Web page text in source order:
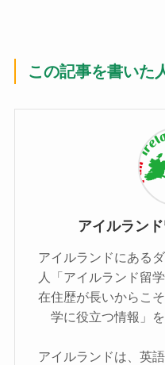
この記事を書いた
アイルラン
アイルランドにある
人「アイルランド留
在住歴が長いからこ
学に役立つ情報」
アイルランドは、英